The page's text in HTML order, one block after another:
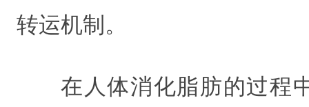
转运机制。
在人体消化脂肪的过程